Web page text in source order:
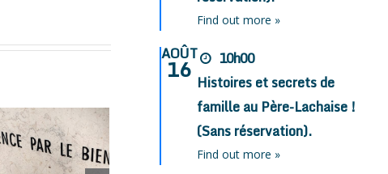
Find out more »
AOÛT
16
10h00
Histoires et secrets de
famille au Père-Lachaise !
(Sans réservation).
Find out more »